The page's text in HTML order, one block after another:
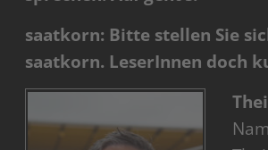
saatkorn: Bitte stellen Sie
saatkorn. LeserInnen doch